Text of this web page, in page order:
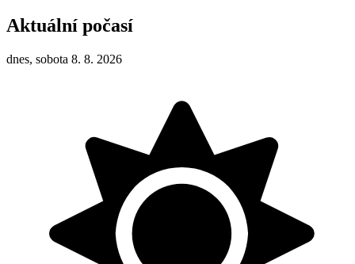
Aktuální počasí
dnes, sobota 8. 8. 2026